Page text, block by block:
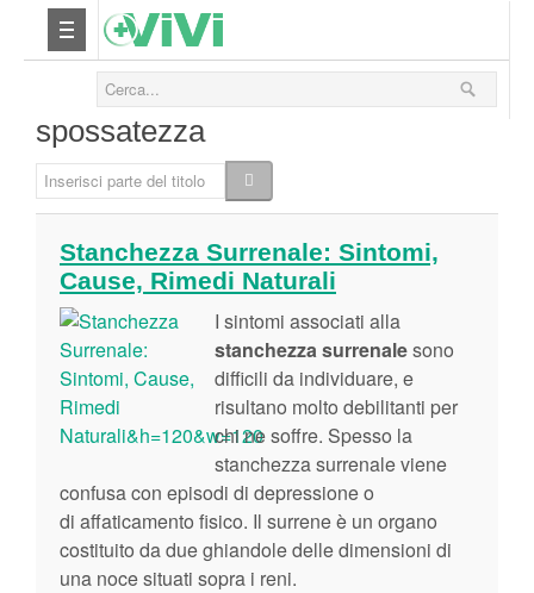
Salute
Fitness
Relax
Viaggi & Vacanze
spossatezza
Inserisci parte del titolo
Stanchezza Surrenale: Sintomi,
Cause, Rimedi Naturali
I sintomi associati alla
stanchezza surrenalesono
difficili da individuare, e
risultano molto debilitanti per
chi ne soffre. Spesso la
stanchezza surrenale viene
confusa con episodi di depressione o
di affaticamento fisico. Il surrene è un organo
costituito da due ghiandole delle dimensioni di
una noce situati sopra i reni.